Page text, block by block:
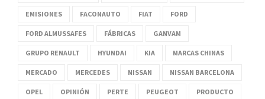
EMISIONES FACONAUTO FIAT FORD
FORD ALMUSSAFES FÁBRICAS GANVAM
GRUPO RENAULT HYUNDAI KIA MARCAS CHINAS
MERCADO MERCEDES NISSAN NISSAN BARCELONA
OPEL OPINIÓN PERTE PEUGEOT PRODUCTO